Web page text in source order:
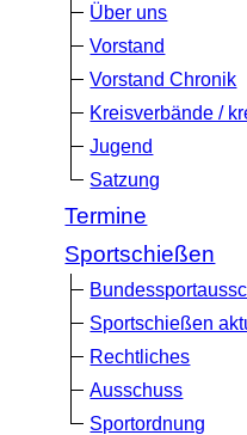
Über uns
Vorstand
Vorstand Chronik
Kreisverbände /
Jugend
Satzung
Termine
Sportschießen
Sportschießen
Rechtliches
Ausschuss
Sportordnung